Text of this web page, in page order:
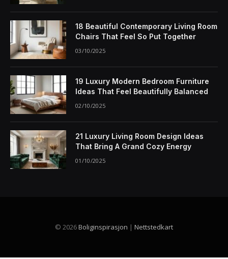
18 Beautiful Contemporary Living Room
Chairs That Feel So Put Together
03/10/2025
19 Luxury Modern Bedroom Furniture
Ideas That Feel Beautifully Balanced
02/10/2025
21 Luxury Living Room Design Ideas
That Bring A Grand Cozy Energy
01/10/2025
© 2026Boliginspirasjon | Nettstedkart